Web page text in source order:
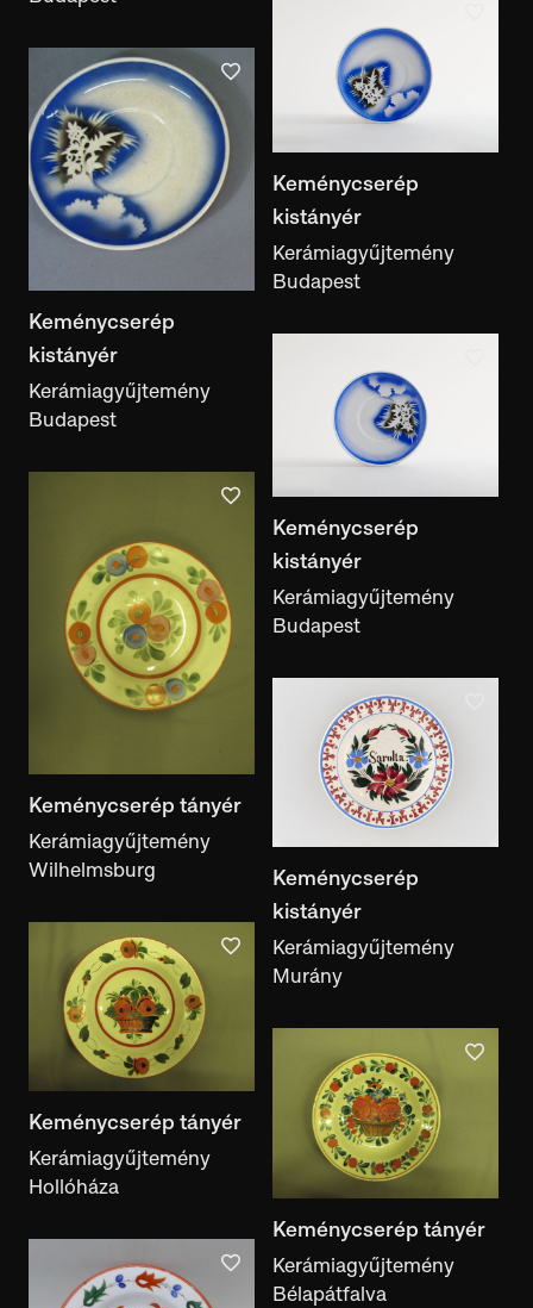
Előadásmód
előadásmód
Szerző, készítő
szerző, készítő
Népcsoport
Gyűjtő
gyűjtő
Kulcsszó
kulcsszó
Motívum
kiállítás
Dokumentumtípus
dokumentumtípus
Irodalmi hivatkozással
Feliratos
Megtalálható a Motívumalkotóban
Keménycserép
kistányér
Kerámiagyűjtemény
Budapest
Keménycserép
kistányér
Kerámiagyűjtemény
Budapest
Keménycserép
kistányér
Kerámiagyűjtemény
Budapest
Keménycserép tányér
Kerámiagyűjtemény
Wilhelmsburg
Keménycserép
kistányér
Kerámiagyűjtemény
Murány
Keménycserép tányér
Kerámiagyűjtemény
Hollóháza
Keménycserép tányér
Kerámiagyűjtemény
Bélapátfalva